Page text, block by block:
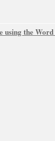
using the